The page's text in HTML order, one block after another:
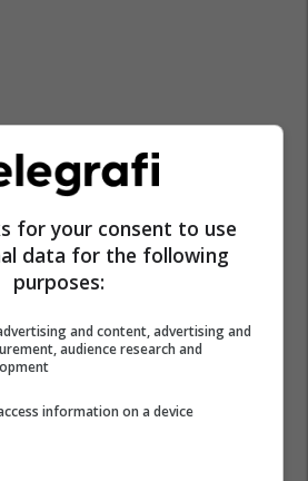
for your consent to use
data for the following
purposes:
and content, advertising and
audience research and
information on a device